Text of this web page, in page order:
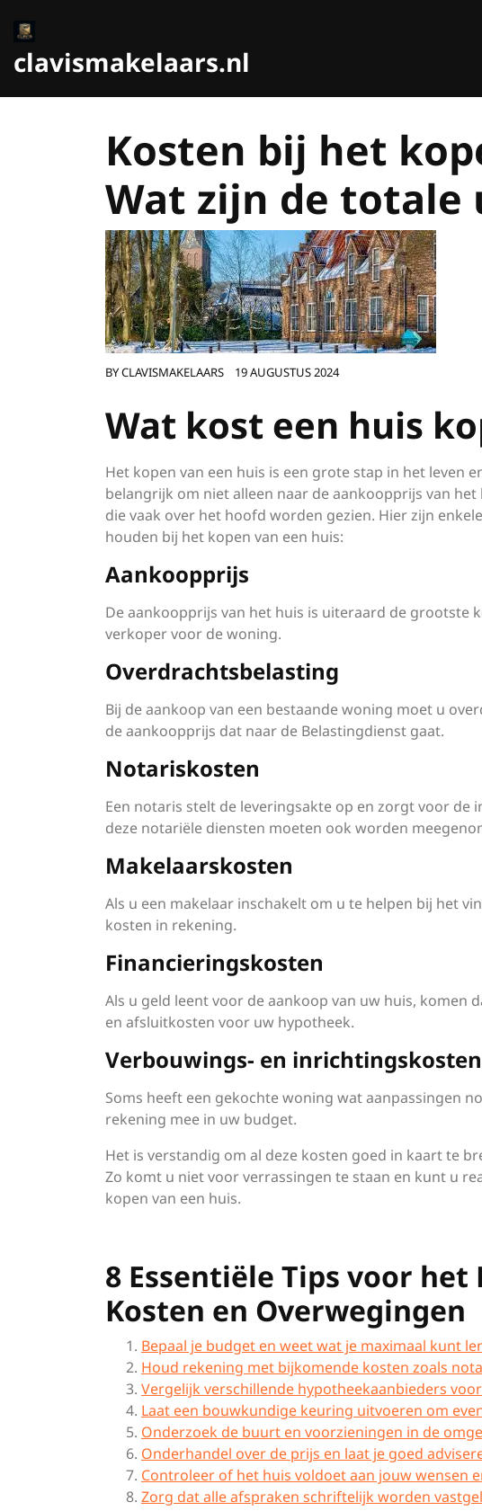
naar
inhoud
clavismakelaars.nl
Kosten bij het
Wat zijn de totale
BYCLAVISMAKELAARS 19 AUGUSTUS 2024
Wat kost een huis
Het kopen van een huis is een grote stap in het leven
belangrijk om niet alleen naar de aankoopprijs van
die vaak over het hoofd worden gezien. Hier zijn
houden bij het kopen van een huis:
Aankoopprijs
De aankoopprijs van het huis is uiteraard de grootste
verkoper voor de woning.
Overdrachtsbelasting
Bij de aankoop van een bestaande woning moet u
de aankoopprijs dat naar de Belastingdienst gaat.
Notariskosten
Een notaris stelt de leveringsakte op en zorgt voor de
deze notariële diensten moeten ook worden
Makelaarskosten
Als u een makelaar inschakelt om u te helpen bij het
kosten in rekening.
Financieringskosten
Als u geld leent voor de aankoop van uw huis, komen
en afsluitkosten voor uw hypotheek.
Verbouwings- en inrichtingskosten
Soms heeft een gekochte woning wat aanpassingen
rekening mee in uw budget.
Het is verstandig om al deze kosten goed in kaart te
Zo komt u niet voor verrassingen te staan en kunt u
kopen van een huis.
8 Essentiële Tips voor het
Kosten en Overwegingen
Bepaal je budget en weet wat je maximaal kunt
Houd rekening met bijkomende kosten zoals
Vergelijk verschillende hypotheekaanbieders
Laat een bouwkundige keuring uitvoeren om
Onderzoek de buurt en voorzieningen in de
Onderhandel over de prijs en laat je goed
Controleer of het huis voldoet aan jouw wensen
Zorg dat alle afspraken schriftelijk worden